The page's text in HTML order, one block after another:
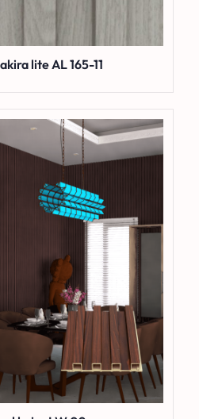
lite AL 165-11